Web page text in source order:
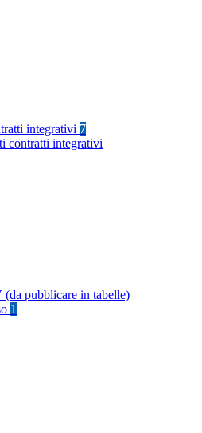
integrativi 7
contratti integrativi
(da pubblicare in tabelle)
1